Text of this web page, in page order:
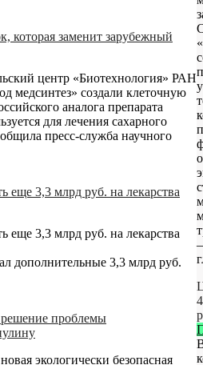
которая заменит зарубежный
центр «Биотехнология» РАН
медсинтез» создали клеточную
аналога препарата
для лечения сахарного
пресс-служба научного
еще 3,3 млрд руб. на лекарства
еще 3,3 млрд руб. на лекарства
дополнительные 3,3 млрд руб.
проблемы
экологически безопасная